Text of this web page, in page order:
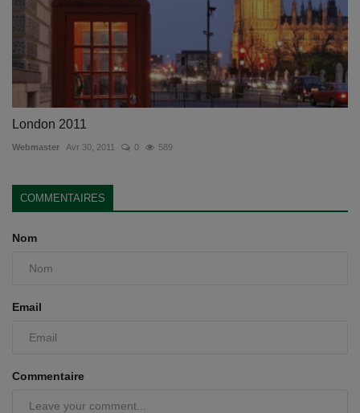
London 2011
Webmaster Avr 30, 2011 0 589
COMMENTAIRES
Nom
Email
Commentaire